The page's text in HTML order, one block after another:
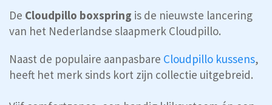
De Cloudpillo boxspring is de nieuwste lancering
van het Nederlandse slaapmerk Cloudpillo.
Naast de populaire aanpasbare Cloudpillo kussens,
heeft het merk sinds kort zijn collectie uitgebreid.